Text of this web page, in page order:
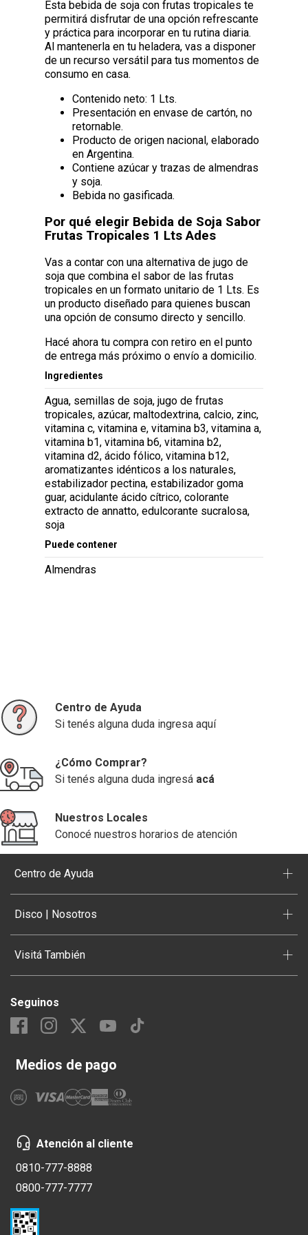
Esta bebida de soja con frutas tropicales te
permitirá disfrutar de una opción refrescante
y práctica para incorporar en tu rutina diaria.
Al mantenerla en tu heladera, vas a disponer
de un recurso versátil para tus momentos de
consumo en casa.
Contenido neto: 1 Lts.
Presentación en envase de cartón, no
retornable.
Producto de origen nacional, elaborado
en Argentina.
Contiene azúcar y trazas de almendras
y soja.
Bebida no gasificada.
Por qué elegir Bebida de Soja Sabor
Frutas Tropicales 1 Lts Ades
Vas a contar con una alternativa de jugo de
soja que combina el sabor de las frutas
tropicales en un formato unitario de 1 Lts. Es
un producto diseñado para quienes buscan
una opción de consumo directo y sencillo.
Hacé ahora tu compra con retiro en el punto
de entrega más próximo o envío a domicilio.
Ingredientes
Agua, semillas de soja, jugo de frutas
tropicales, azúcar, maltodextrina, calcio, zinc,
vitamina c, vitamina e, vitamina b3, vitamina a,
vitamina b1, vitamina b6, vitamina b2,
vitamina d2, ácido fólico, vitamina b12,
aromatizantes idénticos a los naturales,
estabilizador pectina, estabilizador goma
guar, acidulante ácido cítrico, colorante
extracto de annatto, edulcorante sucralosa,
soja
Puede contener
Almendras
Centro de Ayuda
Si tenés alguna duda ingresa aquí
¿Cómo Comprar?
Si tenés alguna duda ingresá acá
Nuestros Locales
Conocé nuestros horarios de atención
Centro de Ayuda +
Disco | Nosotros +
Visitá También +
Seguinos
Medios de pago
Atención al cliente
0810-777-8888
0800-777-7777